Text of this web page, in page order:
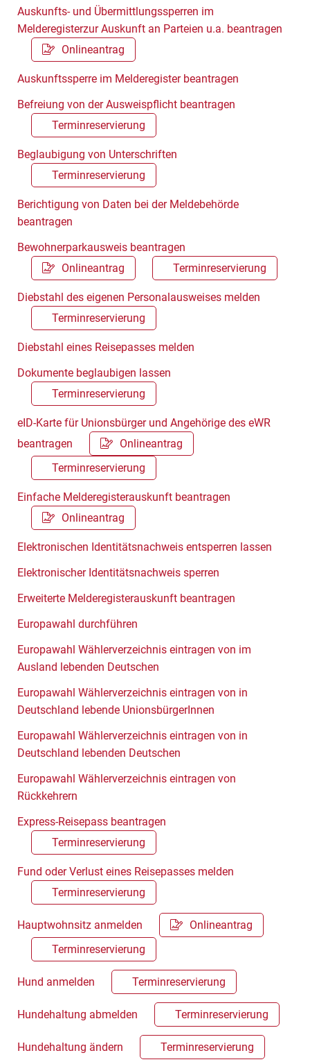
Auskunfts- und Übermittlungssperren im
Melderegisterzur Auskunft an Parteien u.a. beantragen
Onlineantrag
Auskunftssperre im Melderegister beantragen
Befreiung von der Ausweispflicht beantragen
Terminreservierung
Beglaubigung von Unterschriften
Terminreservierung
Berichtigung von Daten bei der Meldebehörde
beantragen
Bewohnerparkausweis beantragen
Onlineantrag
Terminreservierung
Diebstahl des eigenen Personalausweises melden
Terminreservierung
Diebstahl eines Reisepasses melden
Dokumente beglaubigen lassen
Terminreservierung
eID-Karte für Unionsbürger und Angehörige des eWR
beantragen
Onlineantrag
Terminreservierung
Einfache Melderegisterauskunft beantragen
Onlineantrag
Elektronischen Identitätsnachweis entsperren lassen
Elektronischer Identitätsnachweis sperren
Erweiterte Melderegisterauskunft beantragen
Europawahl durchführen
Europawahl Wählerverzeichnis eintragen von im
Ausland lebenden Deutschen
Europawahl Wählerverzeichnis eintragen von in
Deutschland lebende UnionsbürgerInnen
Europawahl Wählerverzeichnis eintragen von in
Deutschland lebenden Deutschen
Europawahl Wählerverzeichnis eintragen von
Rückkehrern
Express-Reisepass beantragen
Terminreservierung
Fund oder Verlust eines Reisepasses melden
Terminreservierung
Hauptwohnsitz anmelden
Onlineantrag
Terminreservierung
Hund anmelden Terminreservierung
Hundehaltung abmelden Terminreservierung
Hundehaltung ändern Terminreservierung